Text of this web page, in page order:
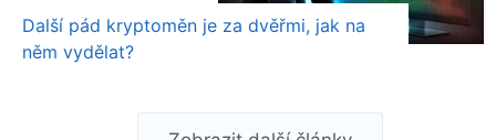
Další pád kryptoměn je za dvěřmi, jak na
něm vydělat?